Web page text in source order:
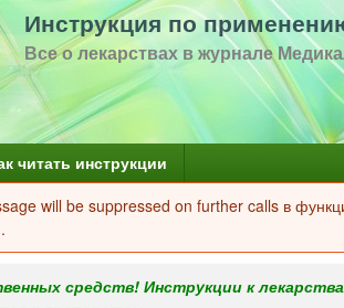
Перейти
к
содержанию
Инструкция по
Все о лекарствах в журнале
читать инструкции
will be suppressed on further calls в
средств! Инструкции к